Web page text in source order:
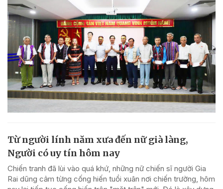
Từ người lính năm xưa đến nữ già làng,
Người có uy tín hôm nay
Chiến tranh đã lùi vào quá khứ, những nữ chiến sĩ người Gia
Rai dũng cảm từng cống hiến tuổi xuân nơi chiến trường, hôm